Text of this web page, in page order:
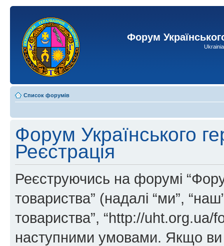
Форум
Список форумів
Форум Українського
Реєстрація
Реєструючись на форумі
товариства” (надалі “ми”,
товариства”, “http://uht.org.ua/
наступними умовами. Якщо ви